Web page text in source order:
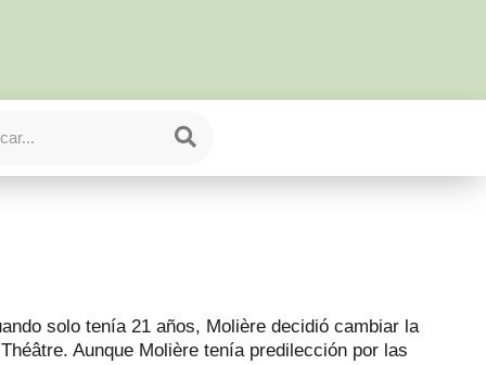
solo tenía 21 años, Molière decidió cambiar la
Aunque Molière tenía predilección por las